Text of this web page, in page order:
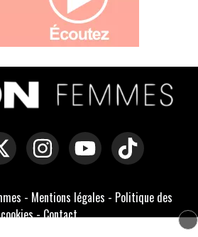
- Mentions légales - Politique des
cookies-Contact